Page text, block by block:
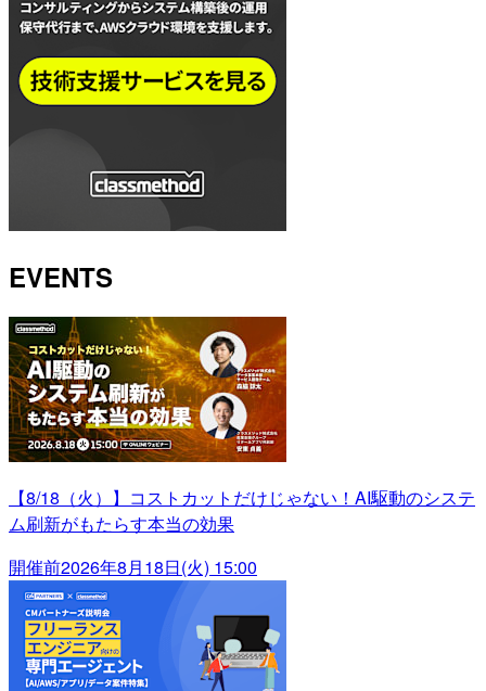
EVENTS
【8/18（火）】コストカットだけじゃない！AI駆動のシステ
ム刷新がもたらす本当の効果
開催前2026年8月18日(火) 15:00